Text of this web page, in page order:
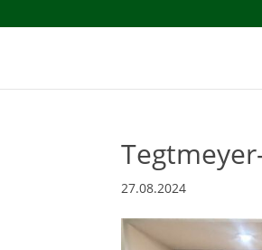
27.08.2024